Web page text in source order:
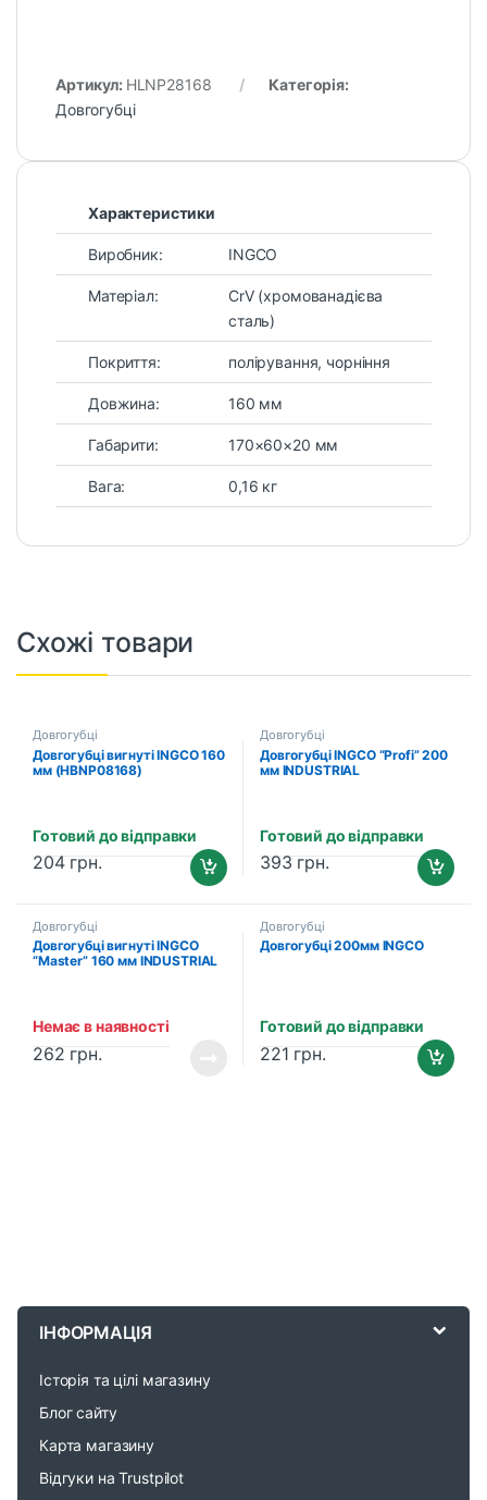
Артикул: HLNP28168
Категорія:
Довгогубці
Характеристики
Виробник: INGCO
Матеріал:
CrV (хромованадієва
сталь)
Покриття: полірування, чорніння
Довжина: 160 мм
Габарити: 170×60×20 мм
Вага: 0,16 кг
Схожі товари
Довгогубці
Довгогубці вигнуті INGCO 160
мм (HBNP08168)
Готовий до відправки
204 грн.
Довгогубці
Довгогубці INGCO “Profi” 200
мм INDUSTRIAL
Готовий до відправки
393 грн.
Довгогубці
Довгогубці вигнуті INGCO
“Master” 160 мм INDUSTRIAL
Немає в наявності
262 грн.
Довгогубці
Довгогубці 200мм INGCO
Готовий до відправки
221 грн.
ІНФОРМАЦІЯ
Історія та цілі магазину
Блог сайту
Карта магазину
Відгуки на Trustpilot